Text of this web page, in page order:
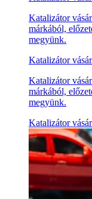
Katalizátor
márkából,
megyünk.
Katalizátor
Katalizátor
márkából,
megyünk.
Katalizátor